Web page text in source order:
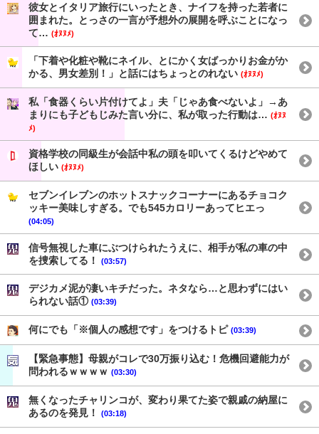
彼女とイタリア旅行にいったとき、ナイフを持った若者に
囲まれた。とっさの一言が予想外の展開を呼ぶことになっ
て… (ｵﾇﾇﾒ)
「下着や化粧や靴にネイル、とにかく女ばっかりお金がか
かる、男女差別！」と話にはちょっとのれない (ｵﾇﾇﾒ)
私「食器くらい片付けてよ」夫「じゃあ食べないよ」→あ
まりにも子どもじみた言い分に、私が取った行動は… (ｵﾇﾇ
ﾒ)
資格学校の同級生が会話中私の頭を叩いてくるけどやめて
ほしい (ｵﾇﾇﾒ)
セブンイレブンのホットスナックコーナーにあるチョコク
ッキー美味しすぎる。でも545カロリーあってヒエっ
(04:05)
信号無視した車にぶつけられたうえに、相手が私の車の中
を捜索してる！
(03:57)
デジカメ泥が凄いキチだった。ネタなら…と思わずにはい
られない話① (03:39)
何にでも「※個人の感想です」をつけるトピ (03:39)
【緊急事態】母親がコレで30万振り込む！危機回避能力が
問われるｗｗｗｗ (03:30)
無くなったチャリンコが、変わり果てた姿で親戚の納屋に
あるのを発見！
(03:18)